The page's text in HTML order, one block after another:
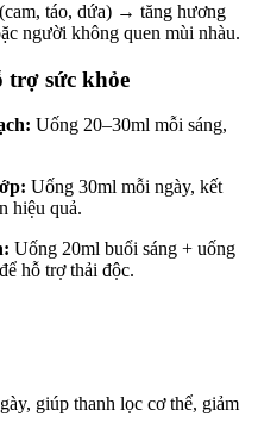
(cam, táo, dứa) → tăng hương
người không quen mùi nhàu.
trợ sức khỏe
Uống 20–30ml mỗi sáng,
Uống 30ml mỗi ngày, kết
hiệu quả.
Uống 20ml buổi sáng + uống
hỗ trợ thải độc.
giúp thanh lọc cơ thể, giảm